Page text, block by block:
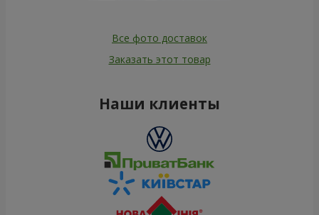
Все фото доставок
Заказать этот товар
Наши клиенты